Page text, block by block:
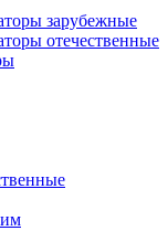
зарубежные
отечественные